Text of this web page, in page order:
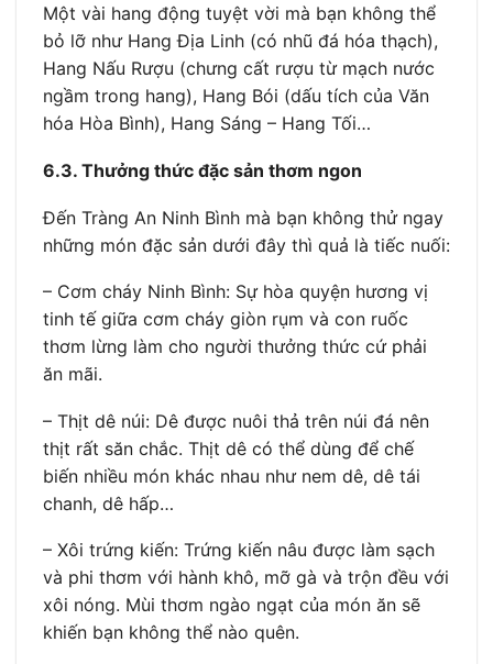
Một vài hang động tuyệt vời mà bạn không thể
bỏ lỡ như Hang Địa Linh (có nhũ đá hóa thạch),
Hang Nấu Rượu (chưng cất rượu từ mạch nước
ngầm trong hang), Hang Bói (dấu tích của Văn
hóa Hòa Bình), Hang Sáng – Hang Tối…
6.3. Thưởng thức đặc sản thơm ngon
Đến Tràng An Ninh Bình mà bạn không thử ngay
những món đặc sản dưới đây thì quả là tiếc nuối:
– Cơm cháy Ninh Bình: Sự hòa quyện hương vị
tinh tế giữa cơm cháy giòn rụm và con ruốc
thơm lừng làm cho người thưởng thức cứ phải
ăn mãi.
– Thịt dê núi: Dê được nuôi thả trên núi đá nên
thịt rất săn chắc. Thịt dê có thể dùng để chế
biến nhiều món khác nhau như nem dê, dê tái
chanh, dê hấp…
– Xôi trứng kiến: Trứng kiến nâu được làm sạch
và phi thơm với hành khô, mỡ gà và trộn đều với
xôi nóng. Mùi thơm ngào ngạt của món ăn sẽ
khiến bạn không thể nào quên.